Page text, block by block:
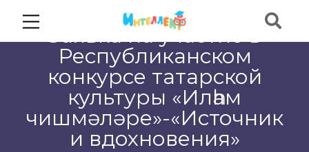
Заявка на участие в
Республиканском
конкурсе татарской
культуры «Илһам
чишмәләре»-«Источник
и вдохновения»